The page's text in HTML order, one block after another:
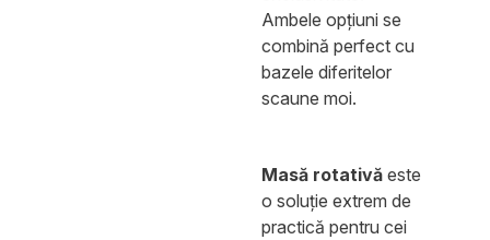
Ambele opțiuni se
combină perfect cu
bazele diferitelor
scaune moi.
Masă rotativăeste
o soluție extrem de
practică pentru cei